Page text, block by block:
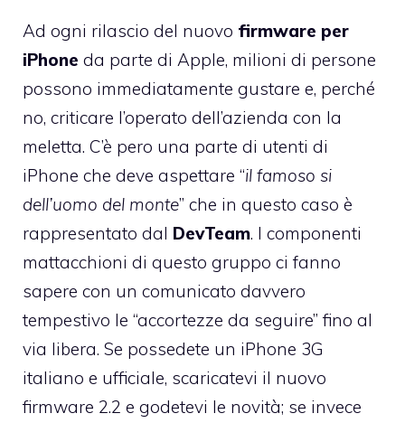
Ad ogni rilascio del nuovo firmware per
iPhone da parte di Apple, milioni di persone
possono immediatamente gustare e, perché
no, criticare l’operato dell’azienda con la
meletta. C’è pero una parte di utenti di
iPhone che deve aspettare “il famoso si
dell’uomo del monte” che in questo caso è
rappresentato dal DevTeam. I componenti
mattacchioni di questo gruppo ci fanno
sapere con un comunicato davvero
tempestivo le “accortezze da seguire” fino al
via libera. Se possedete un iPhone 3G
italiano e ufficiale, scaricatevi il nuovo
firmware 2.2 e godetevi le novità; se invece